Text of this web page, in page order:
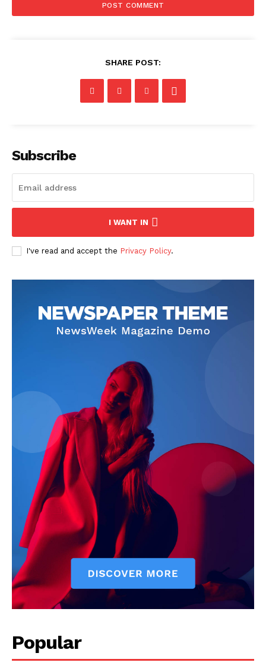
SHARE POST:
Subscribe
I WANT IN
I've read and accept the Privacy Policy.
Popular